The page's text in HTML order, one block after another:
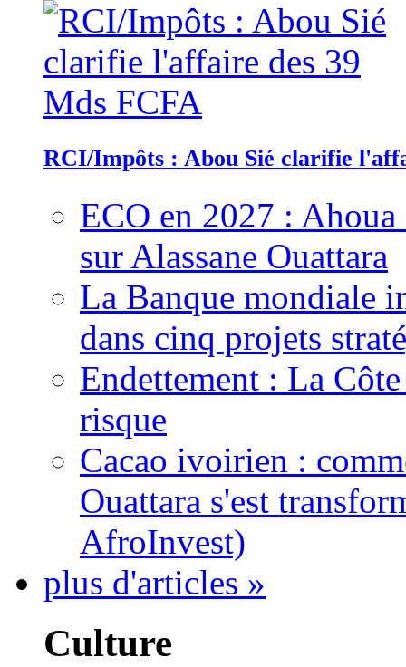
RCI/Impôts : Abou Sié clarifie
ECO en 2027 :
sur Alassane Ouattara
La Banque mondiale
dans cinq projets
Endettement : La
risque
Cacao ivoirien :
Ouattara s'est
AfroInvest)
plus d'articles »
Culture